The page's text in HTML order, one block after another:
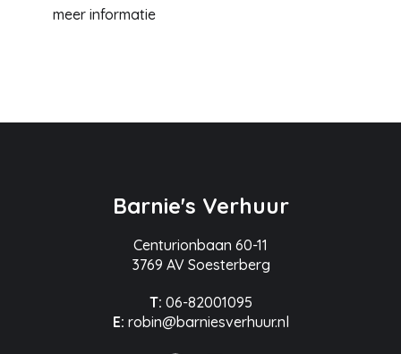
meer informatie
Barnie's Verhuur
Centurionbaan 60-11
3769 AV Soesterberg
T: 06-82001095
E: robin@barniesverhuur.nl